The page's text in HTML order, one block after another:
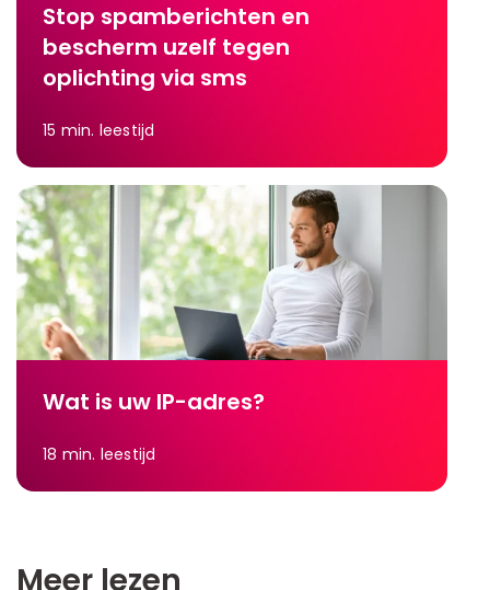
Stop spamberichten en
bescherm uzelf tegen
oplichting via sms
15 min. leestijd
Wat is uw IP-adres?
18 min. leestijd
Meer lezen